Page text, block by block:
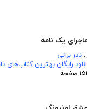
یک نامه
نادر براتی
رایگان بهترین کتاب‌های
صفحه